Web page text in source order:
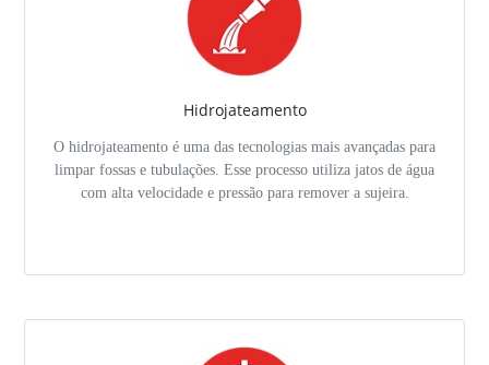
Hidrojateamento
O hidrojateamento é uma das tecnologias mais avançadas para
limpar fossas e tubulações. Esse processo utiliza jatos de água
com alta velocidade e pressão para remover a sujeira.